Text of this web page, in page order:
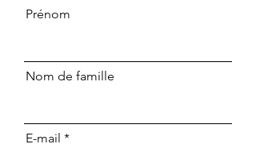
Prénom
Nom de famille
E-mail